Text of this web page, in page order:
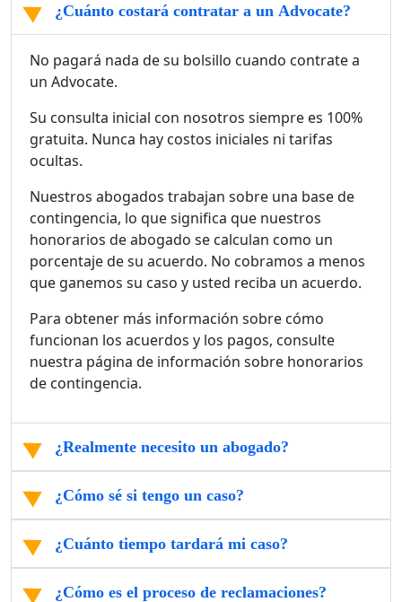
¿Cuánto costará contratar a un Advocate?
No pagará nada de su bolsillo cuando contrate a
un Advocate.
Su consulta inicial con nosotros siempre es 100%
gratuita. Nunca hay costos iniciales ni tarifas
ocultas.
Nuestros abogados trabajan sobre una base de
contingencia, lo que significa que nuestros
honorarios de abogado se calculan como un
porcentaje de su acuerdo. No cobramos a menos
que ganemos su caso y usted reciba un acuerdo.
Para obtener más información sobre cómo
funcionan los acuerdos y los pagos, consulte
nuestra página de información sobre honorarios
de contingencia.
¿Realmente necesito un abogado?
¿Cómo sé si tengo un caso?
¿Cuánto tiempo tardará mi caso?
¿Cómo es el proceso de reclamaciones?